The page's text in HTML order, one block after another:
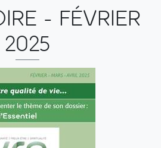
- FÉVRIER
2025